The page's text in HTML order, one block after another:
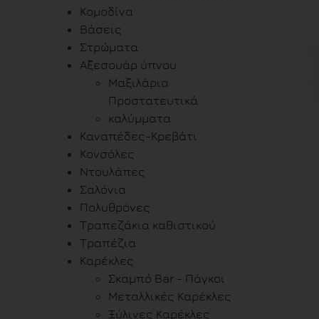
Κομοδίνα
Βάσεις
Στρώματα
Αξεσουάρ ύπνου
Μαξιλάρια
Προστατευτικά
καλύμματα
Καναπέδες-Κρεβάτι
Κονσόλες
Ντουλάπες
Σαλόνια
Πολυθρόνες
Τραπεζάκια καθιστικού
Τραπέζια
Καρέκλες
Σκαμπό Bar - Πάγκοι
Μεταλλικές Καρέκλες
Ξύλινες Καρέκλες